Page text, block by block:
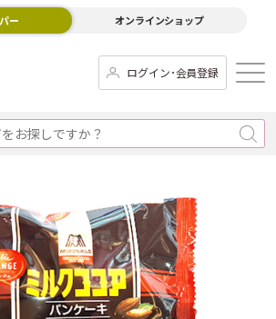
ー オンラインショップ
ログイン･会員登録